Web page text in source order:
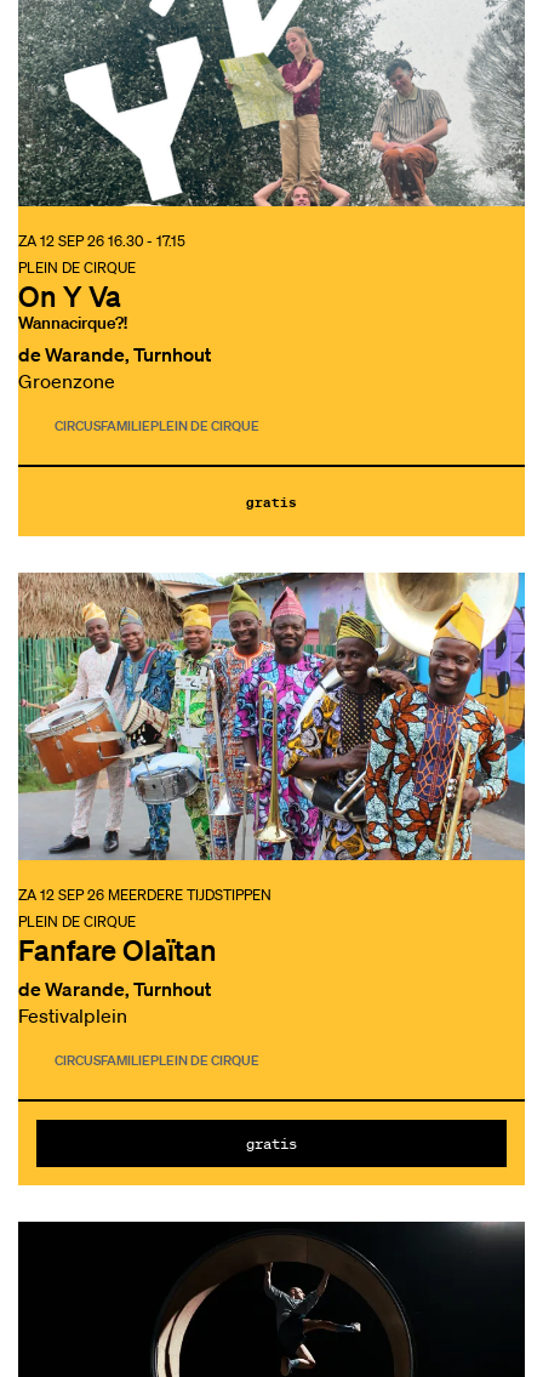
On Y Va
Wannacirque?!
PLEIN DE CIRQUE
ZA 12 SEP 2616.30 - 17.15
de Warande, Turnhout
Groenzone
CIRCUSFAMILIEPLEIN DE CIRQUE
gratis
Fanfare Olaïtan
PLEIN DE CIRQUE
ZA 12 SEP 26 MEERDERE TIJDSTIPPEN
de Warande, Turnhout
Festivalplein
CIRCUSFAMILIEPLEIN DE CIRQUE
gratis